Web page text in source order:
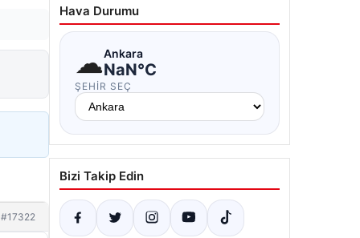
#17322
Hava Durumu
☁Ankara
NaN°C
ŞEHIR SEÇ
Bizi Takip Edin